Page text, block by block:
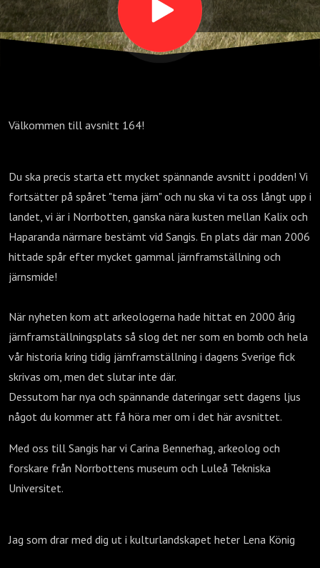
Välkommen till avsnitt 164!
Du ska precis starta ett mycket spännande avsnitt i podden! Vi
fortsätter på spåret "tema järn" och nu ska vi ta oss långt upp i
landet, vi är i Norrbotten, ganska nära kusten mellan Kalix och
Haparanda närmare bestämt vid Sangis. En plats där man 2006
hittade spår efter mycket gammal järnframställning och
järnsmide!
När nyheten kom att arkeologerna hade hittat en 2000 årig
järnframställningsplats så slog det ner som en bomb och hela
vår historia kring tidig järnframställning i dagens Sverige fick
skrivas om, men det slutar inte där.
Dessutom har nya och spännande dateringar sett dagens ljus
något du kommer att få höra mer om i det här avsnittet.
Med oss till Sangis har vi Carina Bennerhag, arkeolog och
forskare från Norrbottens museum och Luleå Tekniska
Universitet.
Jag som drar med dig ut i kulturlandskapet heter Lena König